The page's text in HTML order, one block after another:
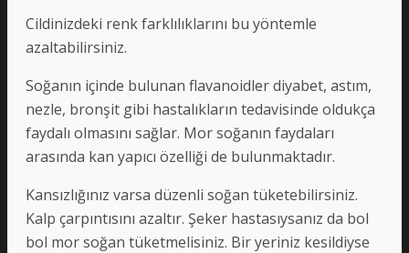
Cildinizdeki renk farklılıklarını bu yöntemle
azaltabilirsiniz.
Soğanın içinde bulunan flavanoidler diyabet, astım,
nezle, bronşit gibi hastalıkların tedavisinde oldukça
faydalı olmasını sağlar. Mor soğanın faydaları
arasında kan yapıcı özelliği de bulunmaktadır.
Kansızlığınız varsa düzenli soğan tüketebilirsiniz.
Kalp çarpıntısını azaltır. Şeker hastasıysanız da bol
bol mor soğan tüketmelisiniz. Bir yeriniz kesildiyse